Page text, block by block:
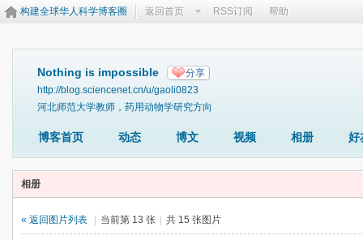
构建全球华人科学博客圈 返回首页 RSS订阅 帮助
Nothing is impossible 分享
http://blog.sciencenet.cn/u/gaoli0823
河北师范大学教师，药用动物学研究方向
博客首页 动态 博文 视频 相册 好
相册
« 返回图片列表 当前第 13 张 共 15 张图片